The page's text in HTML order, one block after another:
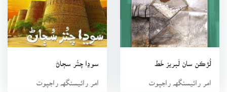
لُڙڪن سان لَبريز خَط
امر رائيسنگهہ راجپوت
سوڍا چتُر سڄاڻ
امر رائيسنگهہ راجپوت